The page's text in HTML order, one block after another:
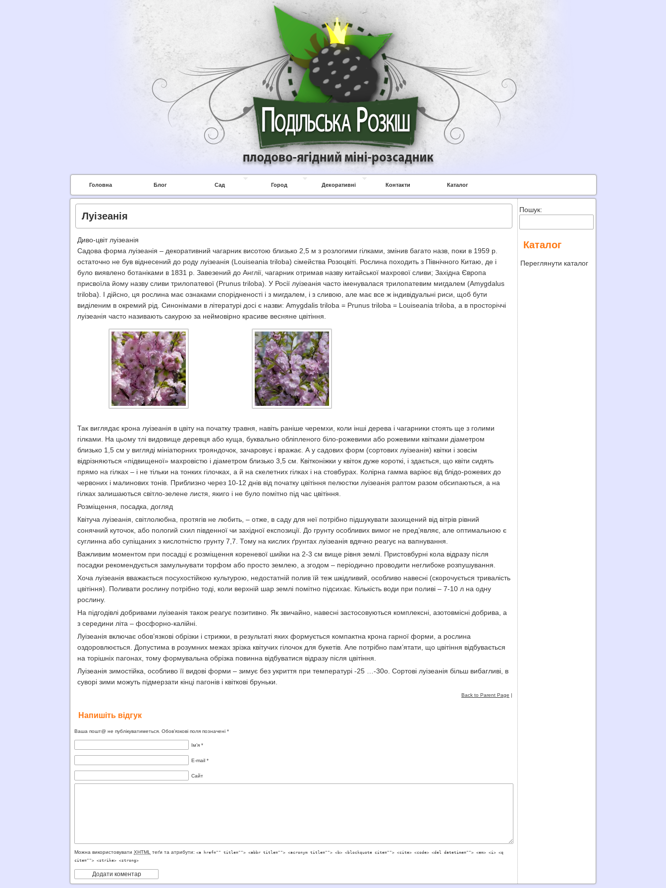
Головна Блог Сад Город Декоративні Контакти Каталог
Луізеанія
Диво-цвіт луізеанія
Садова форма луізеанія – декоративний чагарник висотою близько 2,5 м з розлогими гілками, змінив багато назв, поки в 1959 р.
остаточно не був віднесений до роду луізеанія (Louiseania triloba) сімейства Розоцвіті. Рослина походить з Північного Китаю, де і
було виявлено ботаніками в 1831 р. Завезений до Англії, чагарник отримав назву китайської махрової сливи; Західна Європа
присвоїла йому назву сливи трилопатевої (Prunus triloba). У Росії луізеанія часто іменувалася трилопатевим мигдалем (Amygdalus
triloba). І дійсно, ця рослина має ознаками спорідненості і з мигдалем, і з сливою, але має все ж індивідуальні риси, щоб бути
виділеним в окремий рід. Синонімами в літературі досі є назви: Amygdalis triloba = Prunus triloba = Louiseania triloba, а в просторіччі
луізеанія часто називають сакурою за неймовірно красиве весняне цвітіння.
Так виглядає крона луізеанія в цвіту на початку травня, навіть раніше черемхи, коли інші дерева і чагарники стоять ще з голими
гілками. На цьому тлі видовище деревця або куща, буквально обліпленого біло-рожевими або рожевими квітками діаметром
близько 1,5 см у вигляді мініатюрних трояндочок, зачаровує і вражає. А у садових форм (сортових луізеанія) квітки і зовсім
відрізняються «підвищеної» махровістю і діаметром близько 3,5 см. Квітконіжки у квіток дуже короткі, і здається, що квіти сидять
прямо на гілках – і не тільки на тонких гілочках, а й на скелетних гілках і на стовбурах. Колірна гамма варіює від блідо-рожевих до
червоних і малинових тонів. Приблизно через 10-12 днів від початку цвітіння пелюстки луізеанія раптом разом обсипаються, а на
гілках залишаються світло-зелене листя, якиго і не було помітно під час цвітіння.
Розміщення, посадка, догляд
Квітуча луізеанія, світлолюбна, протягів не любить, – отже, в саду для неї потрібно підшукувати захищений від вітрів рівний
сонячний куточок, або пологий схил південної чи західної експозиції. До грунту особливих вимог не пред’являє, але оптимальною є
суглинна або супіщаних з кислотністю грунту 7,7. Тому на кислих ґрунтах луізеанія вдячно реагує на вапнування.
Важливим моментом при посадці є розміщення кореневої шийки на 2-3 см вище рівня землі. Пристовбурні кола відразу після
посадки рекомендується замульчувати торфом або просто землею, а згодом – періодично проводити неглибоке розпушування.
Хоча луізеанія вважається посухостійкою культурою, недостатній полив їй теж шкідливий, особливо навесні (скорочується тривалість
цвітіння). Поливати рослину потрібно тоді, коли верхній шар землі помітно підсихає. Кількість води при поливі – 7-10 л на одну
рослину.
На підгодівлі добривами луізеанія також реагує позитивно. Як звичайно, навесні застосовуються комплексні, азотовмісні добрива, а
з середини літа – фосфорно-калійні.
Луізеанія включає обов’язкові обрізки і стрижки, в результаті яких формується компактна крона гарної форми, а рослина
оздоровлюється. Допустима в розумних межах зрізка квітучих гілочок для букетів. Але потрібно пам’ятати, що цвітіння відбувається
на торішніх пагонах, тому формувальна обрізка повинна відбуватися відразу після цвітіння.
Луізеанія зимостійка, особливо її видові форми – зимує без укриття при температурі -25 …-30o. Сортові луізеанія більш вибагливі, в
суворі зими можуть підмерзати кінці пагонів і квіткові бруньки.
Back to Parent Page |
Напишіть відгук
Ваша пошт@ не публікуватиметься. Обов’язкові поля позначені *
Ім’я *
E-mail *
Сайт
Можна використовувати XHTML теґи та атрибути: <a href="" title=""> <abbr title=""> <acronym title=""> <b> <blockquote cite=""> <cite> <code> <del datetime=""> <em> <i> <q
cite=""> <strike> <strong>
Пошук:
Каталог
Переглянути каталог